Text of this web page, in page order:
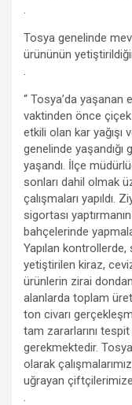
.
Tosya genelinde
ürününün
.
“ Tosya’da yaşanan
vaktinden önce çiçek
etkili olan kar yağışı
genelinde
yaşandı. İlçe
sonları dahil olmak
çalışmaları yapıldı.
sigortası
bahçelerinde
Yapılan
yetiştirilen kiraz,
ürünlerin zirai
alanlarda toplam
ton civarı
tam zararlarını
gerekmektedir.
olarak
uğrayan
.